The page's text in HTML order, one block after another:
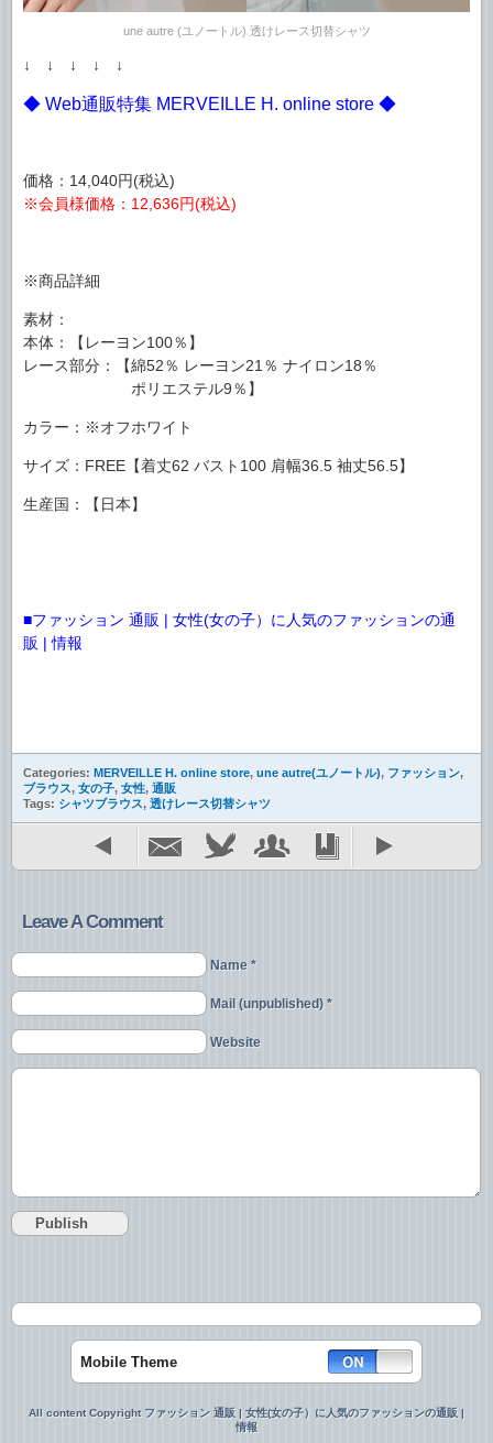
une autre (ユノートル) 透けレース切替シャツ
↓ ↓ ↓ ↓ ↓
◆ Web通販特集 MERVEILLE H. online store ◆
価格：14,040円(税込)
※会員様価格：12,636円(税込)
※商品詳細
素材：
本体：【レーヨン100％】
レース部分：【綿52％ レーヨン21％ ナイロン18％
ポリエステル9％】
カラー：※オフホワイト
サイズ：FREE【着丈62 バスト100 肩幅36.5 袖丈56.5】
生産国：【日本】
■ファッション 通販 | 女性(女の子）に人気のファッションの通
販 | 情報
Categories: MERVEILLE H. online store, une autre(ユノートル), ファッション,
ブラウス, 女の子, 女性, 通販
Tags: シャツブラウス, 透けレース切替シャツ
Leave A Comment
Name *
Mail (unpublished) *
Website
Mobile Theme
All content Copyright ファッション 通販 | 女性(女の子）に人気のファッションの通販 |
情報